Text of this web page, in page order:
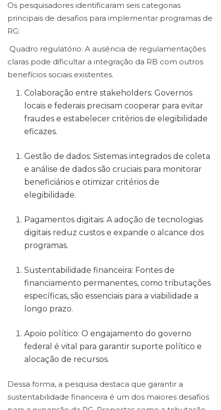
Os pesquisadores identificaram seis categorias
principais de desafios para implementar programas de
RG:
Quadro regulatório: A ausência de regulamentações
claras pode dificultar a integração da RB com outros
benefícios sociais existentes.
Colaboração entre stakeholders: Governos
locais e federais precisam cooperar para evitar
fraudes e estabelecer critérios de elegibilidade
eficazes.
Gestão de dados: Sistemas integrados de coleta
e análise de dados são cruciais para monitorar
beneficiários e otimizar critérios de
elegibilidade.
Pagamentos digitais: A adoção de tecnologias
digitais reduz custos e expande o alcance dos
programas.
Sustentabilidade financeira: Fontes de
financiamento permanentes, como tributações
específicas, são essenciais para a viabilidade a
longo prazo.
Apoio político: O engajamento do governo
federal é vital para garantir suporte político e
alocação de recursos.
Dessa forma, a pesquisa destaca que garantir a
sustentabilidade financeira é um dos maiores desafios